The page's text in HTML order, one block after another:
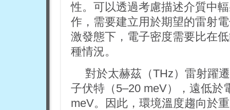
性。可以透過考慮描述介質中
作，需要建立用於期望的雷射
激發態下，電子密度需要比在
種情況。
對於太赫茲（THz）雷射躍
子伏特（5–20 meV），遠低於
meV。因此，環境溫度趨向於